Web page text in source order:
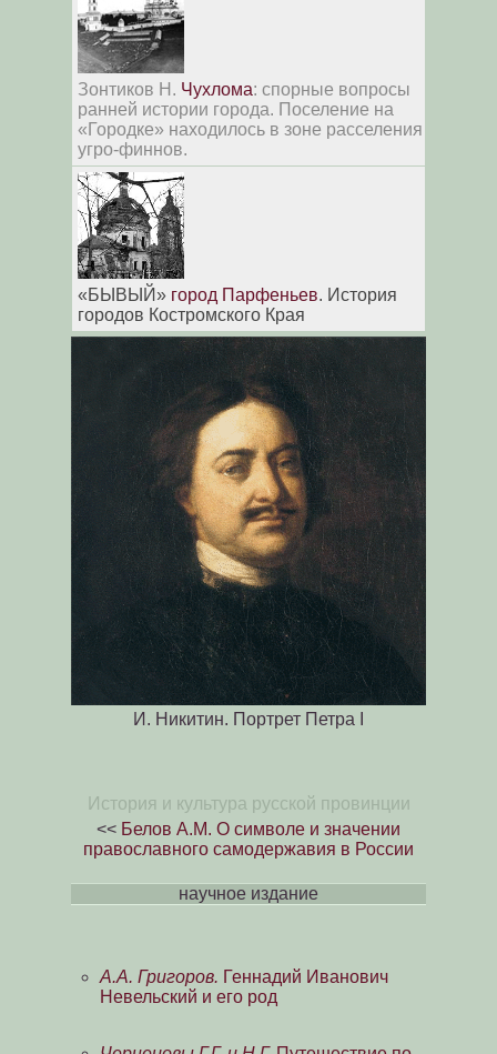
Зонтиков Н. Чухлома: спорные вопросы
ранней истории города. Поселение на
«Городке» находилось в зоне расселения
угро-финнов.
«БЫВЫЙ» город Парфеньев. История
городов Костромского Края
И. Никитин. Портрет Петра I
История и культура русской провинции
<< Белов А.М. О символе и значении
православного самодержавия в России
научное издание
А.А. Григоров. Геннадий Иванович
Невельский и его род